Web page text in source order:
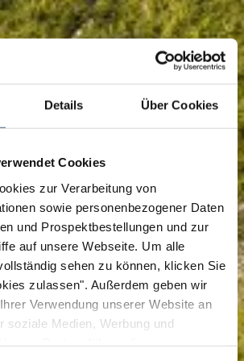
Details Über Cookies
Cookies
zur Verarbeitung von
sowie personenbezogener Daten
und Prospektbestellungen und zur
auf unsere Webseite. Um alle
sehen zu können, klicken Sie
zulassen". Außerdem geben wir
Verwendung unserer Website an
soziale Medien, Werbung und